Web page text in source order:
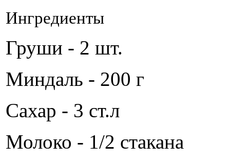
Ингредиенты
Груши - 2 шт.
Миндаль - 200 г
Сахар - 3 ст.л
Молоко - 1/2 стакана